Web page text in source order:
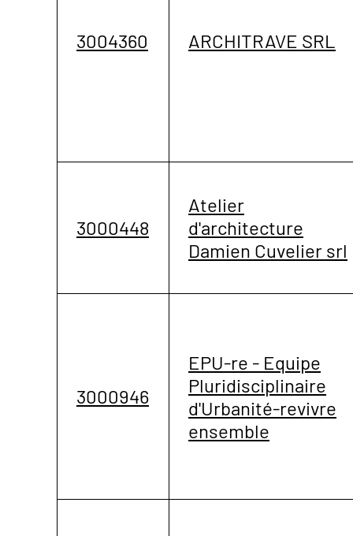
3004360 ARCHITRAVE SRL
3000448
Atelier
d'architecture
Damien Cuvelier srl
3000946
EPU-re - Equipe
Pluridisciplinaire
d'Urbanité-revivre
ensemble